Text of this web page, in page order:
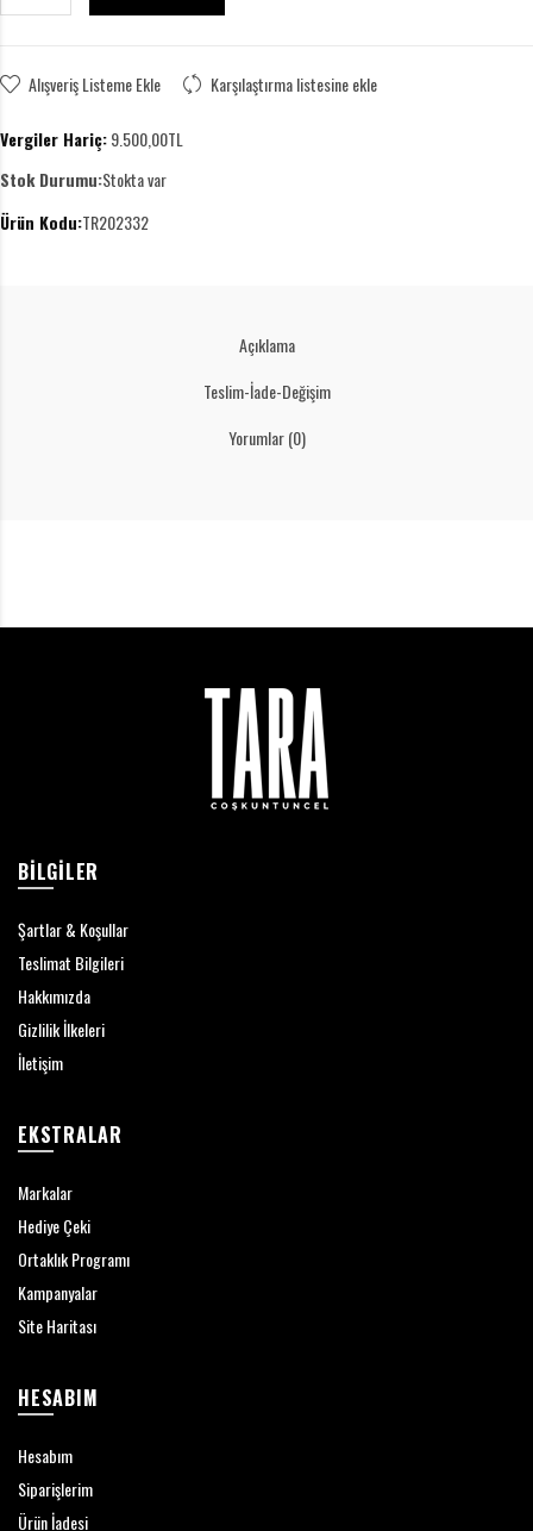
Alışveriş Listeme Ekle Karşılaştırma listesine ekle
Vergiler Hariç:9.500,00TL
Stok Durumu:Stokta var
Ürün Kodu:TR202332
Açıklama
Teslim-İade-Değişim
Yorumlar (0)
BILGILER
Şartlar & Koşullar
Teslimat Bilgileri
Hakkımızda
Gizlilik İlkeleri
İletişim
EKSTRALAR
Markalar
Hediye Çeki
Ortaklık Programı
Kampanyalar
Site Haritası
HESABIM
Hesabım
Siparişlerim
Ürün İadesi